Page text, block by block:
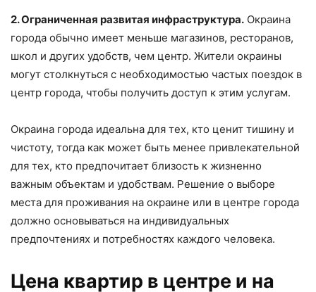
2. Ограниченная развитая инфраструктура. Окраина
города обычно имеет меньше магазинов, ресторанов,
школ и других удобств, чем центр. Жители окраины
могут столкнуться с необходимостью частых поездок в
центр города, чтобы получить доступ к этим услугам.
Окраина города идеальна для тех, кто ценит тишину и
чистоту, тогда как может быть менее привлекательной
для тех, кто предпочитает близость к жизненно
важным объектам и удобствам. Решение о выборе
места для проживания на окраине или в центре города
должно основываться на индивидуальных
предпочтениях и потребностях каждого человека.
Цена квартир в центре и на